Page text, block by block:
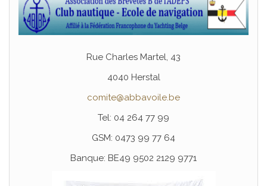
Rue Charles Martel, 43
4040 Herstal
comite@abbavoile.be
Tel: 04 264 77 99
GSM: 0473 99 77 64
Banque: BE49 9502 2129 9771